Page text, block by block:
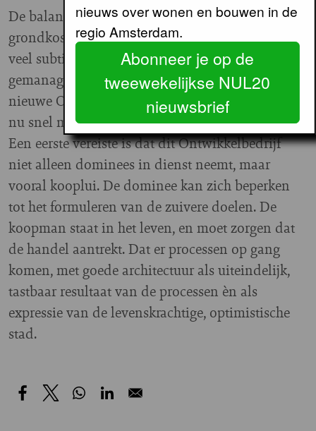
De balans tussen kwaliteit, kosten (waaronder de
grondkosten) en voortgang in de processen moet
veel subtieler en doelgerichter worden
gemanaged. Hier ligt een uitdaging voor het
nieuwe Ontwikkelbedrijf van de gemeente dat er
nu snel moet komen.
Een eerste vereiste is dat dit Ontwikkelbedrijf
niet alleen dominees in dienst neemt, maar
vooral kooplui. De dominee kan zich beperken
tot het formuleren van de zuivere doelen. De
koopman staat in het leven, en moet zorgen dat
de handel aantrekt. Dat er processen op gang
komen, met goede architectuur als uiteindelijk,
tastbaar resultaat van de processen èn als
expressie van de levenskrachtige, optimistische
stad.
nieuws over wonen en bouwen in de
regio Amsterdam.
Abonneer je op de
tweewekelijkse NUL20
nieuwsbrief